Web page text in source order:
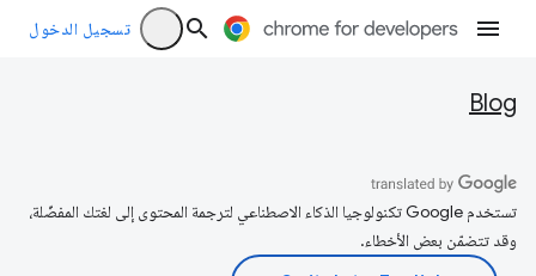
تسجيل الدخول
Blog
تستخدم Google تكنولوجيا الذكاء الاصطناعي لترجمة المحتوى إلى لغتك المفضّلة،
وقد تتضمّن بعض الأخطاء.